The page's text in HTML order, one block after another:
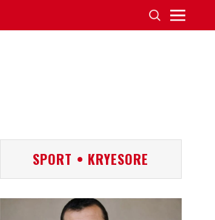
SPORT • KRYESORE